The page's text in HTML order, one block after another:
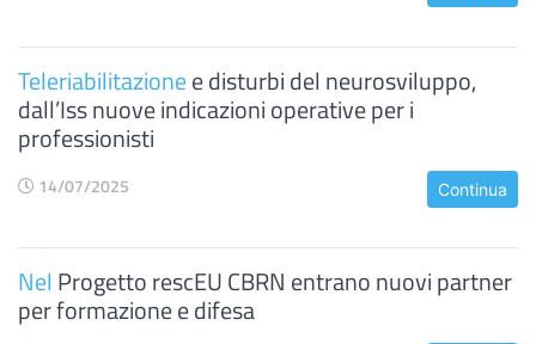
Teleriabilitazionee disturbi del neurosviluppo,
dall’Iss nuove indicazioni operative per i
professionisti
14/07/2025 Continua
Nel Progetto rescEU CBRN entrano nuovi partner
per formazione e difesa